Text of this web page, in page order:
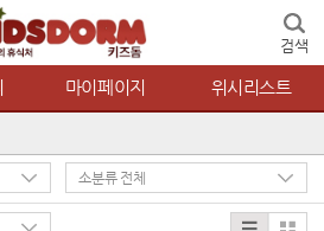
검색
마이페이지 위시리스트